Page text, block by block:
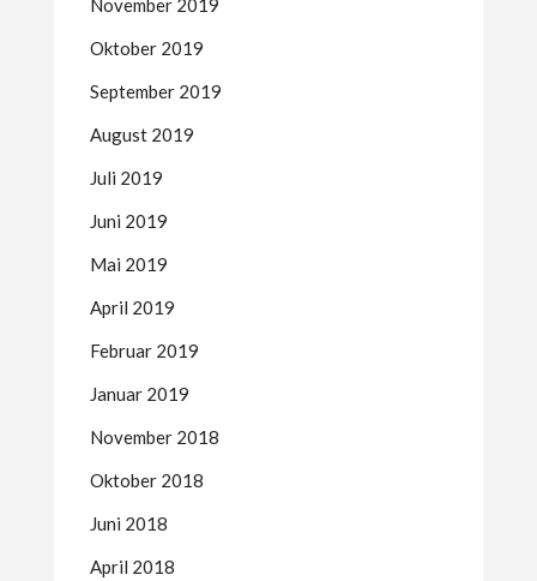
November 2019
Oktober 2019
September 2019
August 2019
Juli 2019
Juni 2019
Mai 2019
April 2019
Februar 2019
Januar 2019
November 2018
Oktober 2018
Juni 2018
April 2018